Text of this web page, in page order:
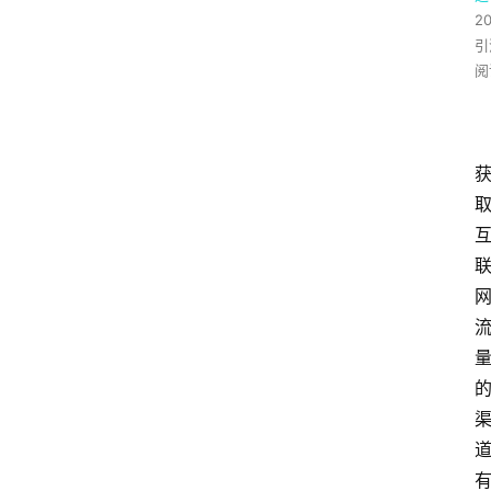
获
取
互
联
网
流
量
的
渠
道
有